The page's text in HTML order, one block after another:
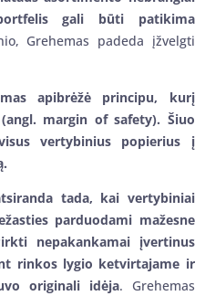
gali būti patikima
Grehemas padeda įžvelgti
apibrėžė principu, kurį
margin of safety). Šiuo
vertybinius popierius į
tada, kai vertybiniai
parduodami mažesne
nepakankamai įvertinus
rinkos lygio ketvirtajame ir
originali idėja. Grehemas